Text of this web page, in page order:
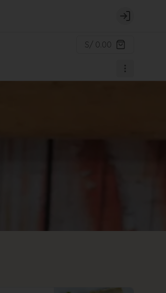
Login
S/ 0.00